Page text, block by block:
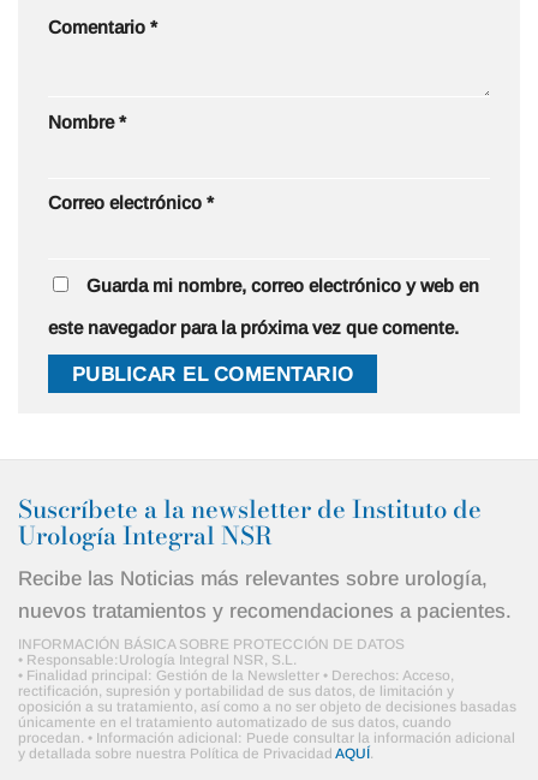
Comentario *
Nombre*
Correo electrónico *
Guarda mi nombre, correo electrónico y web en
este navegador para la próxima vez que comente.
Suscríbete a la newsletter de Instituto de
Urología Integral NSR
Recibe las Noticias más relevantes sobre urología,
nuevos tratamientos y recomendaciones a pacientes.
INFORMACIÓN BÁSICA SOBRE PROTECCIÓN DE DATOS
• Responsable:Urología Integral NSR, S.L.
• Finalidad principal: Gestión de la Newsletter • Derechos: Acceso,
rectificación, supresión y portabilidad de sus datos, de limitación y
oposición a su tratamiento, así como a no ser objeto de decisiones basadas
únicamente en el tratamiento automatizado de sus datos, cuando
procedan. • Información adicional: Puede consultar la información adicional
y detallada sobre nuestra Política de Privacidad AQUÍ.